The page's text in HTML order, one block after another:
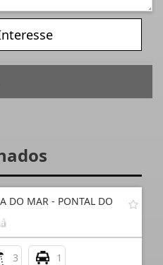
DO MAR - PONTAL DO
3 1